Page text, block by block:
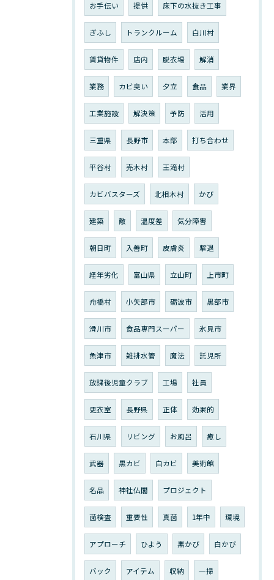
お手伝い 提供 床下の水抜き工事
ぎふし トランクルーム 白川村
賃貸物件 店内 脱衣場 解消
業務 カビ臭い 夕立 食品 業界
工業施設 解決策 予防 活用
三重県 長野市 本部 打ち合わせ
平谷村 売木村 王滝村
カビバスターズ 北相木村 かび
建築 敵 温度差 気分障害
朝日町 入善町 皮膚炎 撃退
経年劣化 富山県 立山町 上市町
舟橋村 小矢部市 砺波市 黒部市
滑川市 食品専門スーパー 氷見市
魚津市 雑排水管 魔法 託児所
放課後児童クラブ 工場 社員
更衣室 長野県 正体 効果的
石川県 リビング お風呂 癒し
武器 黒カビ 白カビ 美術館
名品 神社仏閣 プロジェクト
菌検査 重要性 真菌 1年中 環境
アプローチ ひよう 黒かび 白かび
バック アイテム 収納 一掃